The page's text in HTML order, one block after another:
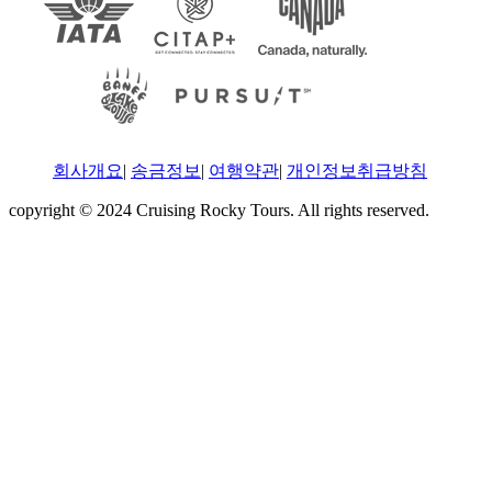
회사개요| 송금정보 | 여행약관| 개인정보취급방침
copyright © 2024 Cruising Rocky Tours. All rights reserved.